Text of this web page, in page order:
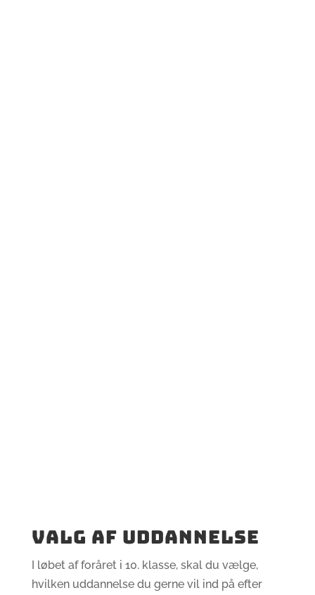
Valg af uddannelse
I løbet af foråret i 10. klasse, skal du vælge,
hvilken uddannelse du gerne vil ind på efter